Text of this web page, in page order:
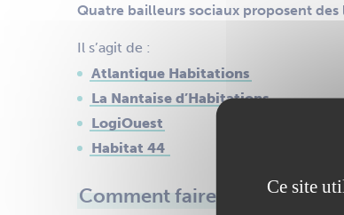
Quatre bailleurs sociaux proposent
Il s’agit de :
Atlantique Habitations
La Nantaise d’Habitations
LogiOuest
Habitat 44
Comment faire une Ce site